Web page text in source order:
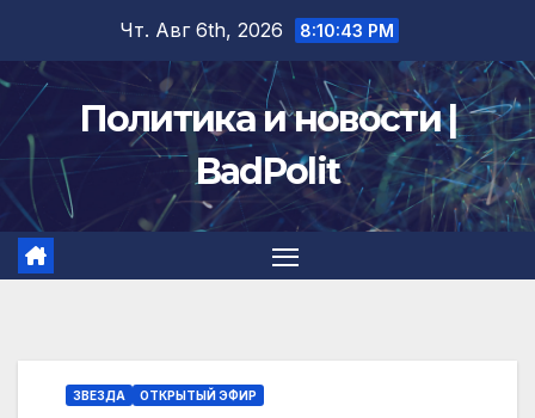
содержимому
Чт. Авг 6th, 2026 8:10:44 PM
Политика и новости |
BadPolit
ЗВЕЗДА ОТКРЫТЫЙ ЭФИР